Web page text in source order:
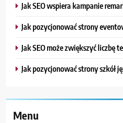
Jak SEO wspiera kampanie
Jak pozycjonować strony
Jak SEO może zwiększyć liczbę
Jak pozycjonować strony szkół
Menu